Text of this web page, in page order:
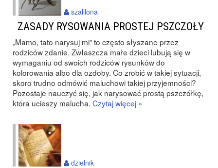
ZASADY RYSOWANIA PROSTEJ PSZCZOŁY
„Mamo, tato narysuj mi” to często słyszane przez
rodziców zdanie. Zwłaszcza małe dzieci lubują się w
wymaganiu od swoich rodziców rysunków do
kolorowania albo dla ozdoby. Co zrobić w takiej sytuacji,
skoro trudno odmówić maluchowi takiej przyjemności?
Pozostaje nauczyć się, jak narysować prostą pszczółkę,
która ucieszy malucha. Czytaj więcej »
szalllona
dzielnik